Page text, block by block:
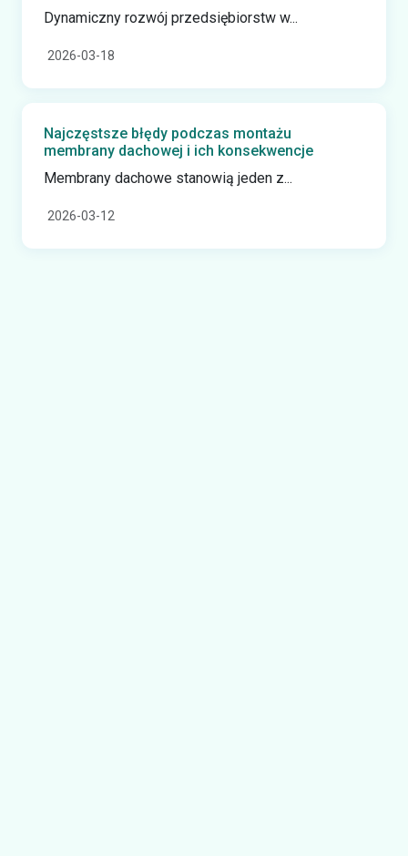
Dynamiczny rozwój przedsiębiorstw w...
2026-03-18
Najczęstsze błędy podczas montażu
membrany dachowej i ich konsekwencje
Membrany dachowe stanowią jeden z...
2026-03-12